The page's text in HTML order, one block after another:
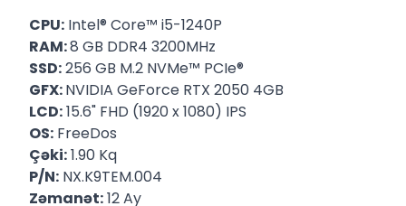
CPU: Intel® Core™ i5-1240P
RAM:8 GB DDR4 3200MHz
SSD:256 GB M.2 NVMe™ PCIe®
GFX: ‎NVIDIA GeForce RTX 2050 4GB
LCD:15.6" FHD (1920 x 1080) IPS
OS: FreeDos
Çəki:1.90 Kq
P/N: ‎NX.K9TEM.004
Zəmanət:12 Ay